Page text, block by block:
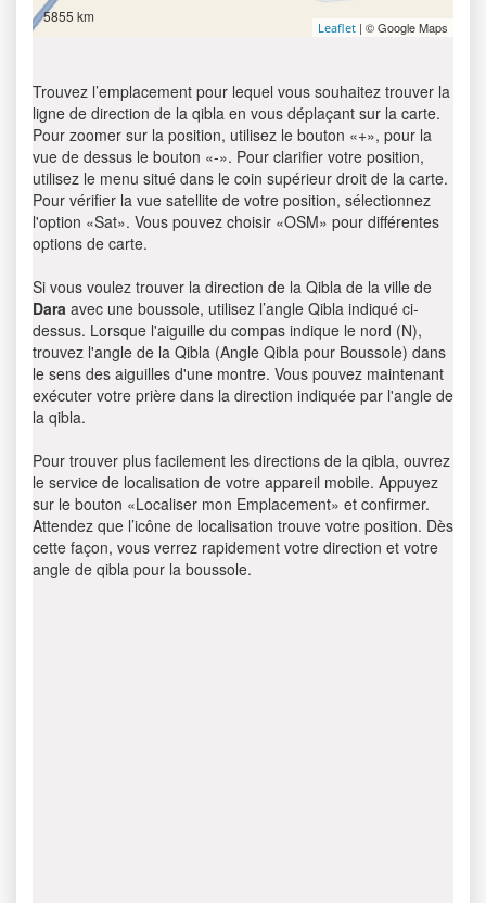
5855 km
Leaflet | © Google Maps
Trouvez l’emplacement pour lequel vous souhaitez trouver la
ligne de direction de la qibla en vous déplaçant sur la carte.
Pour zoomer sur la position, utilisez le bouton «+», pour la
vue de dessus le bouton «-». Pour clarifier votre position,
utilisez le menu situé dans le coin supérieur droit de la carte.
Pour vérifier la vue satellite de votre position, sélectionnez
l'option «Sat». Vous pouvez choisir «OSM» pour différentes
options de carte.
Si vous voulez trouver la direction de la Qibla de la ville de
Dara avec une boussole, utilisez l’angle Qibla indiqué ci-
dessus. Lorsque l'aiguille du compas indique le nord (N),
trouvez l'angle de la Qibla (Angle Qibla pour Boussole) dans
le sens des aiguilles d'une montre. Vous pouvez maintenant
exécuter votre prière dans la direction indiquée par l'angle de
la qibla.
Pour trouver plus facilement les directions de la qibla, ouvrez
le service de localisation de votre appareil mobile. Appuyez
sur le bouton «Localiser mon Emplacement» et confirmer.
Attendez que l’icône de localisation trouve votre position. Dès
cette façon, vous verrez rapidement votre direction et votre
angle de qibla pour la boussole.